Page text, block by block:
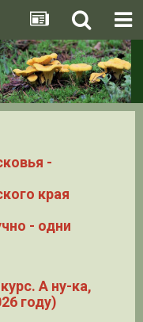
-
края
- одни
А ну-ка,
году)